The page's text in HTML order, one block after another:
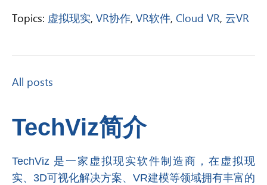
Topics: 虚拟现实, VR协作, VR软件, Cloud VR, 云VR
All posts
TechViz简介
TechViz 是一家虚拟现实软件制造商，在虚拟现
实、3D可视化解决方案、VR建模等领域拥有丰富的